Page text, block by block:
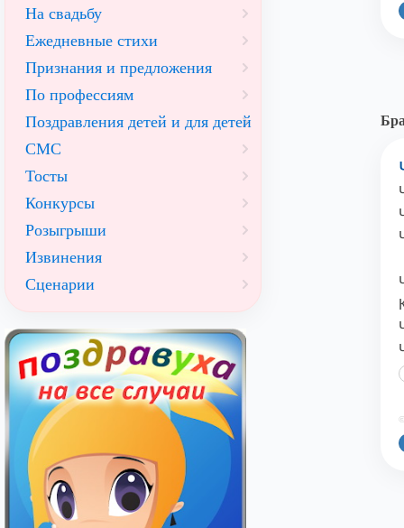
На свадьбу
Ежедневные стихи
Признания и предложения
По профессиям
Поздравления детей и для детей
СМС
Тосты
Конкурсы
Розыгрыши
Извинения
Сценарии